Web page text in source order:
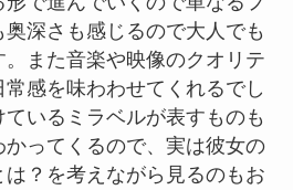
奥深さも感じるので大人でも
また音楽や映像のクオリテ
常感を味わわせてくれるでし
ているミラベルが表すものも
ってくるので、実は彼女の
？を考えながら見るのもお